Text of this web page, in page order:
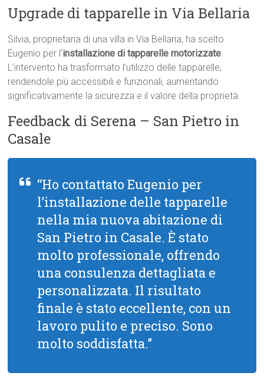
Upgrade di tapparelle in Via Bellaria
Silvia, proprietaria di una villa in Via Bellaria, ha scelto
Eugenio per l’installazione di tapparelle motorizzate.
L’intervento ha trasformato l’utilizzo delle tapparelle,
rendendole più accessibili e funzionali, aumentando
significativamente la sicurezza e il valore della proprietà.
Feedback di Serena – San Pietro in
Casale
“Ho contattato Eugenio per
l’installazione delle tapparelle
nella mia nuova abitazione di
San Pietro in Casale. È stato
molto professionale, offrendo
una consulenza dettagliata e
personalizzata. Il risultato
finale è stato eccellente, con un
lavoro pulito e preciso. Sono
molto soddisfatta.”